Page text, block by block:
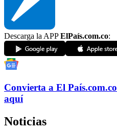
Descarga la APPElPaís.com.co:
Convierta a El País.com.co
aquí
Noticias